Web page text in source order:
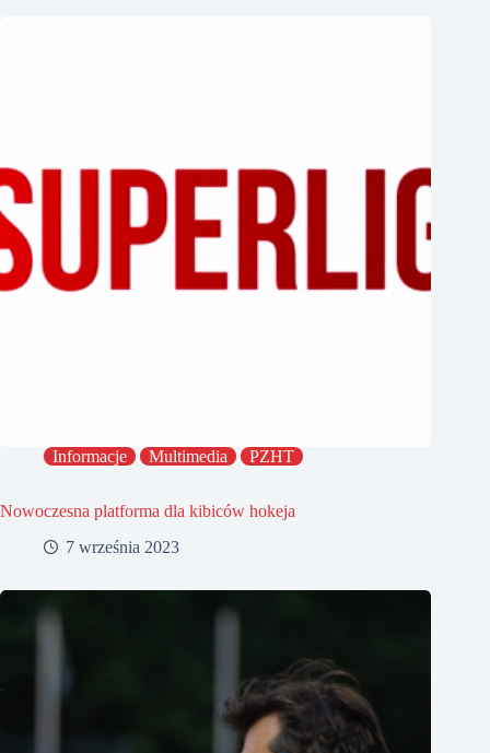
Informacje Multimedia PZHT
Nowoczesna platforma dla kibiców hokeja
7 września 2023